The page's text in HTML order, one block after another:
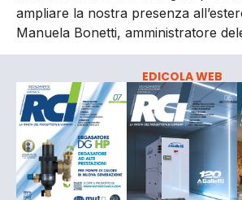
ampliare la nostra presenza
Manuela Bonetti, amministratore
EDICOLA WEB